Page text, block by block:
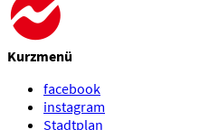
Kurzmenü
facebook
instagram
Stadtplan